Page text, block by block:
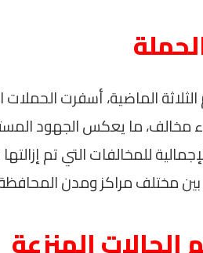
الثلاثة الماضية، أسفرت
بناء مخالف، ما يعكس الجهود
بين مختلف مراكز ومدن